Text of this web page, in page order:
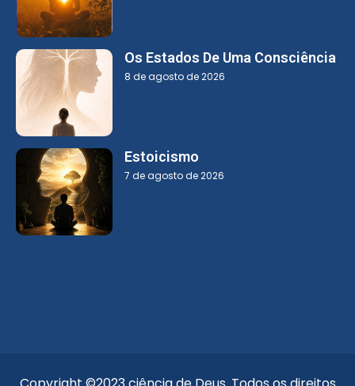
Os Estados De Uma Consciência
8 de agosto de 2026
Estoicismo
7 de agosto de 2026